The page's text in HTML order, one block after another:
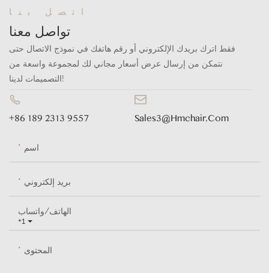
اتصل بنا
تواصل معنا
فقط اترك بريدك الإلكتروني أو رقم هاتفك في نموذج الاتصال حتى
نتمكن من إرسال عرض أسعار مجاني لك لمجموعة واسعة من
التصميمات لدينا!
+86 189 2313 9557 Sales3@hmchair.com
اسم
بريد إلكتروني
+1
الهاتف/واتساب
المحتوى